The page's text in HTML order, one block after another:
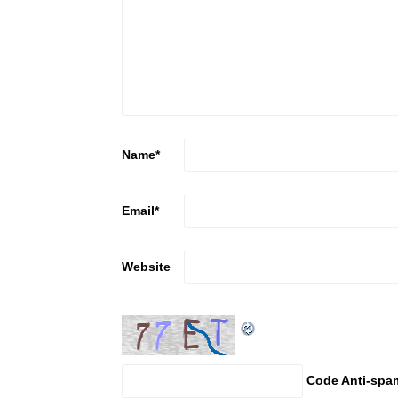
Name*
Email*
Website
Code Anti-